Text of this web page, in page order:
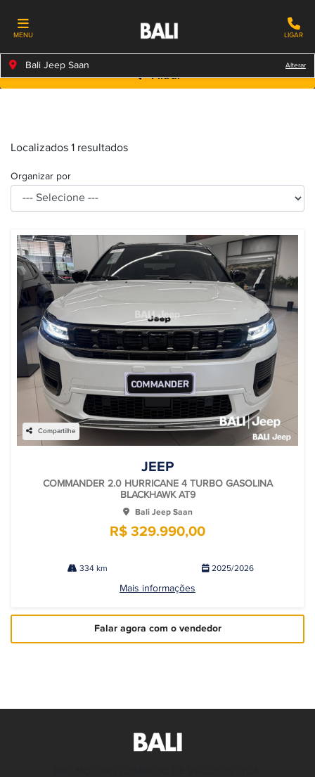
MENU LIGAR
Bali Jeep Saan Alterar
Localizados 1 resultados
Filtrar
Organizar por
Compartilhe
JEEP
COMMANDER 2.0 HURRICANE 4 TURBO GASOLINA
BLACKHAWK AT9
Bali Jeep Saan
R$ 329.990,00
334 km 2025/2026
Mais informações
Falar agora com o vendedor